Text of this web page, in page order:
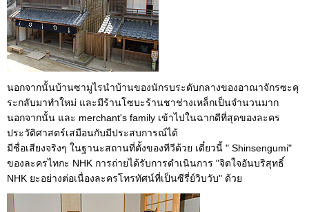
นอกจากนั้นบ้านซามูไรนำบ้านของนักรบระดับกลางของอาณาจักรซะคุ
ระกลับมาทำใหม่ และมีร้านโซบะร้านชาช่างเหล็กเป็นจำนวนมาก
นอกจากนั้น และ merchant's family เข้าไปในฉากดีที่สุดของละคร
ประวัติศาสตร์เสมือนกับมีประสบการณ์ได้
มีชื่อเสียงจริงๆ ในฐานะสถานที่ตั้งของทีวีด้วย เดี๋ยวนี้ " Shinsengumi"
ของละครไทกะ NHK การถ่ายได้รับการดำเนินการ "จิตใจอันบริสุทธิ์
NHK ยะอย่างต่อเนื่องละครโทรทัศน์ที่เป็นซีรี่ย์วิบวับ" ด้วย